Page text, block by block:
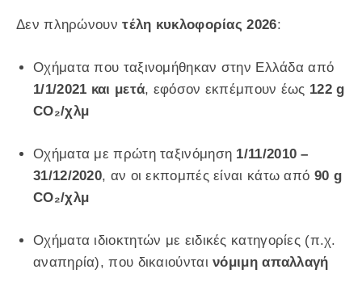
Δεν πληρώνουντέλη κυκλοφορίας 2026:
Οχήματα που ταξινομήθηκαν στην Ελλάδα από
1/1/2021 και μετά, εφόσον εκπέμπουν έως 122 g
CO₂/χλμ
Οχήματα με πρώτη ταξινόμηση 1/11/2010 –
31/12/2020, αν οι εκπομπές είναι κάτω από 90 g
CO₂/χλμ
Οχήματα ιδιοκτητών με ειδικές κατηγορίες (π.χ.
αναπηρία), που δικαιούνταινόμιμη απαλλαγή